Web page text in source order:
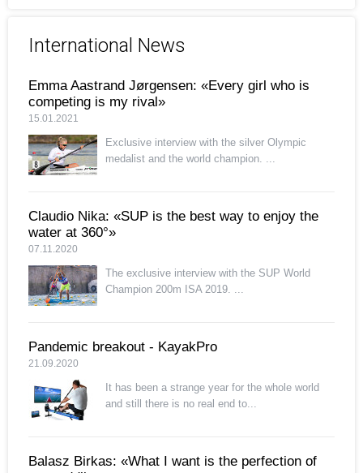
International News
Emma Aastrand Jørgensen: «Every girl who is
competing is my rival»
15.01.2021
Exclusive interview with the silver Olympic
medalist and the world champion. ...
Claudio Nika: «SUP is the best way to enjoy the
water at 360°»
07.11.2020
The exclusive interview with the SUP World
Champion 200m ISA 2019. ...
Pandemic breakout - KayakPro
21.09.2020
It has been a strange year for the whole world
and still there is no real end to...
Balasz Birkas: «What I want is the perfection of